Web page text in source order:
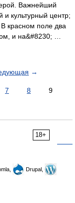
Важнейший
и культурный центр;
красном поле два
и на&#8230; …
→
7 8
9
18+
Drupal,